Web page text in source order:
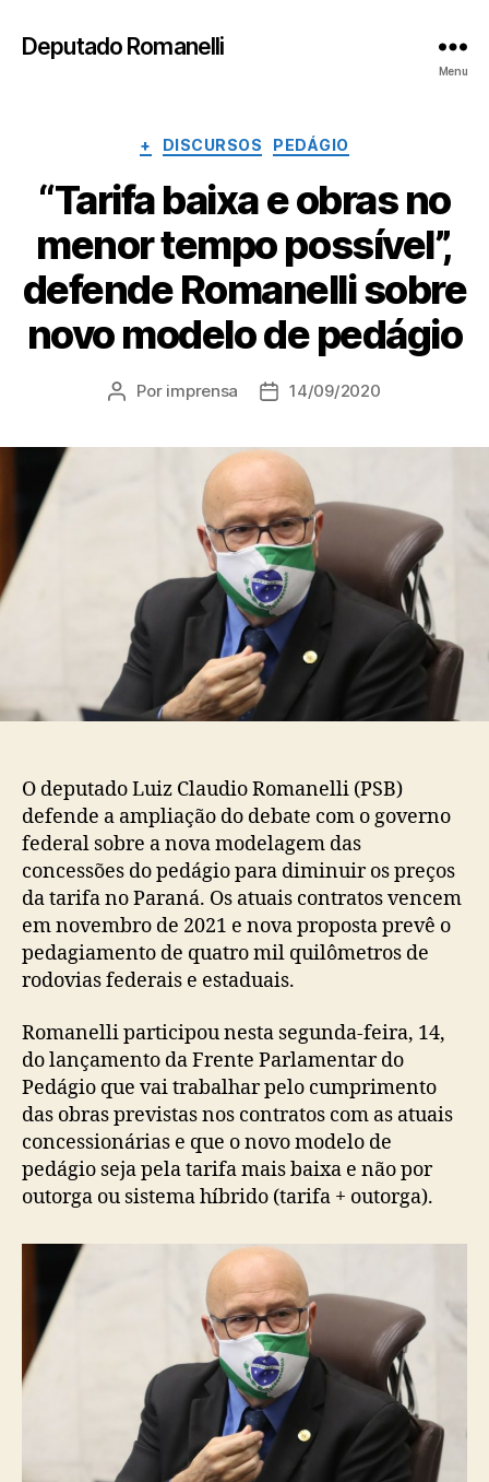
Deputado Romanelli
Menu
Categorias
+ DISCURSOS PEDÁGIO
“Tarifa baixa e obras no
menor tempo possível”,
defende Romanelli sobre
novo modelo de pedágio
Autor
Por imprensa
Data14/09/2020
O deputado Luiz Claudio Romanelli (PSB)
defende a ampliação do debate com o governo
federal sobre a nova modelagem das
concessões do pedágio para diminuir os preços
da tarifa no Paraná. Os atuais contratos vencem
em novembro de 2021 e nova proposta prevê o
pedagiamento de quatro mil quilômetros de
rodovias federais e estaduais.
Romanelli participou nesta segunda-feira, 14,
do lançamento da Frente Parlamentar do
Pedágio que vai trabalhar pelo cumprimento
das obras previstas nos contratos com as atuais
concessionárias e que o novo modelo de
pedágio seja pela tarifa mais baixa e não por
outorga ou sistema híbrido (tarifa + outorga).